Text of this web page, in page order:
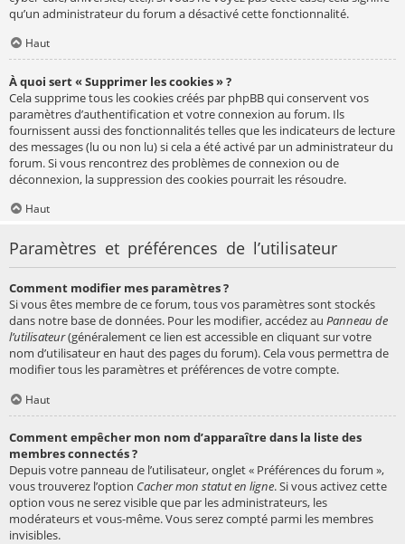
qu’un administrateur du forum a désactivé cette fonctionnalité.
Haut
À quoi sert « Supprimer les cookies » ?
Cela supprime tous les cookies créés par phpBB qui conservent vos
paramètres d’authentification et votre connexion au forum. Ils
fournissent aussi des fonctionnalités telles que les indicateurs de lecture
des messages (lu ou non lu) si cela a été activé par un administrateur du
forum. Si vous rencontrez des problèmes de connexion ou de
déconnexion, la suppression des cookies pourrait les résoudre.
Haut
Paramètres et préférences de l’utilisateur
Comment modifier mes paramètres ?
Si vous êtes membre de ce forum, tous vos paramètres sont stockés
dans notre base de données. Pour les modifier, accédez au Panneau de
l’utilisateur(généralement ce lien est accessible en cliquant sur votre
nom d’utilisateur en haut des pages du forum). Cela vous permettra de
modifier tous les paramètres et préférences de votre compte.
Haut
Comment empêcher mon nom d’apparaître dans la liste des
membres connectés ?
Depuis votre panneau de l’utilisateur, onglet « Préférences du forum »,
vous trouverez l’option Cacher mon statut en ligne. Si vous activez cette
option vous ne serez visible que par les administrateurs, les
modérateurs et vous-même. Vous serez compté parmi les membres
invisibles.